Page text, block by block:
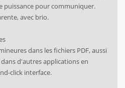
puissance pour communiquer.
avec brio.
dans les fichiers PDF, aussi
d'autres applications en
click interface.